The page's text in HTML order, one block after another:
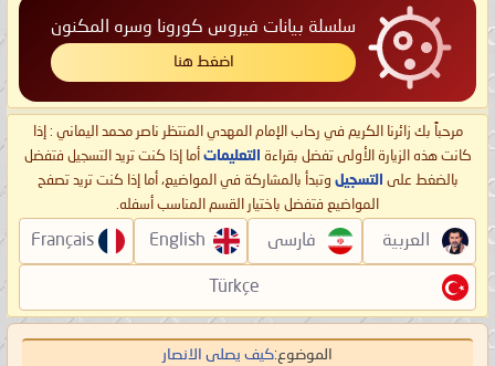
سلسلة بيانات فيروس كورونا وسره المكنون
اضغط هنا
مرحباً بك زائرنا الكريم في رحاب الإمام المهدي المنتظر ناصر محمد اليماني : إذا
كانت هذه الزيارة الأولى تفضل بقراءة التعليمات أما إذا كنت تريد التسجيل فتفضل
بالضغط على التسجيل وتبدأ بالمشاركة في المواضيع، أما إذا كنت تريد تصفح
المواضيع فتفضل باختيار القسم المناسب أسفله.
العربية فارسی English
Français
Türkçe
الموضوع:کیف یصلی الانصار